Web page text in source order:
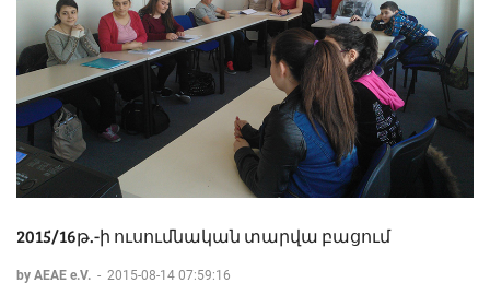
2015/16թ.-ի ուսումնական տարվա բացում
by AEAE e.V. - 2015-08-14 07:59:16